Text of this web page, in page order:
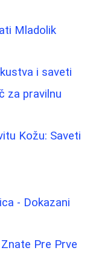
Mladolik
i saveti
za pravilnu
Kožu: Saveti
- Dokazani
Pre Prve